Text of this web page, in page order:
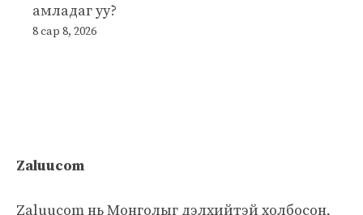
амладаг уу?
8 сар 8, 2026
Zaluucom
Zaluucom нь Монголыг дэлхийтэй холбосон,